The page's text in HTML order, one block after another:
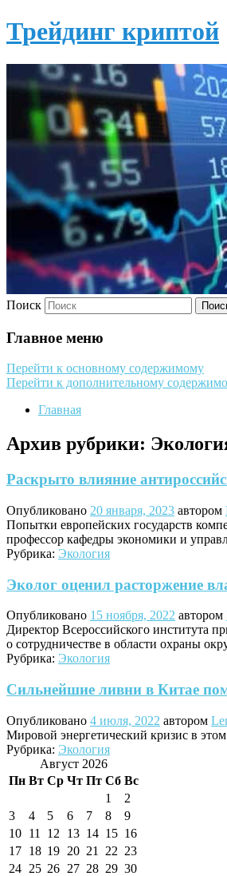
Трейдинг криптой
Поиск
Главное меню
Перейти к основному содержимому
Перейти к дополнительному
Главная
Архив рубрики:
Раскрыто влияние
Опубликовано 20 января, 2023 автором
Попытки европейских государств
профессор кафедры экономики и
Рубрика: Экология
Эколог оценил расторжение
Опубликовано 15 ноября, 2022 автором
Директор Всероссийского института
о сотрудничестве в области охраны
Рубрика: Экология
Сильнейшие ливни в Китае
Опубликовано 4 июля, 2022 автором
Мировой энергетический кризис в
Рубрика: Экология
Август 2026
Пн Вт Ср Чт Пт Сб Вс
1
2
3
4 5 6 7 8
9
10 11 12 13 14 15 16
17 18 19 20 21 22 23
24 25 26 27 28 29 30